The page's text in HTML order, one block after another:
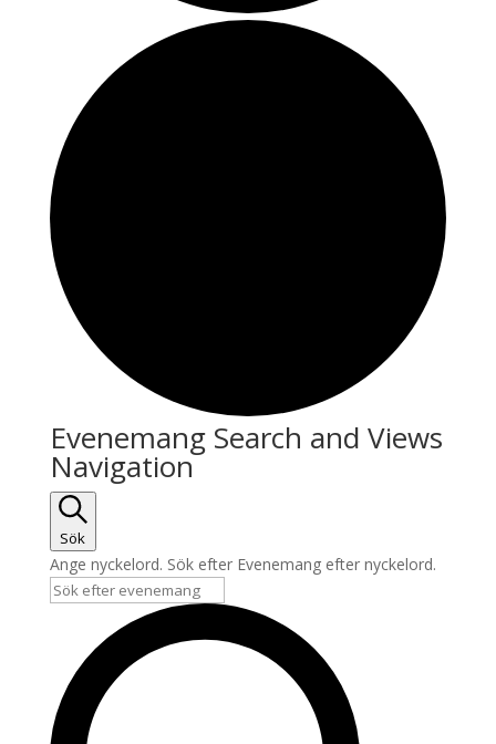
Evenemang Search and Views
Navigation
Sök
Ange nyckelord. Sök efter Evenemang efter nyckelord.